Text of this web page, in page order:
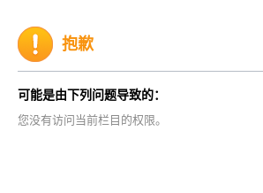
抱歉
可能是由下列问题导致的：
您没有访问当前栏目的权限。